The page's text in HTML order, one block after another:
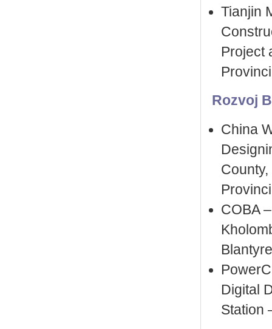
Tianjin
Project
Rozvoj
China
COBA
Digital
Station